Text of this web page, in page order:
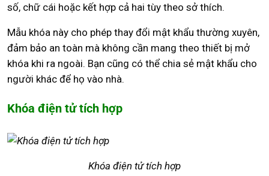
số, chữ cái hoặc kết hợp cả hai tùy theo sở thích.
Mẫu khóa này cho phép thay đổi mật khẩu thường xuyên,
đảm bảo an toàn mà không cần mang theo thiết bị mở
khóa khi ra ngoài. Bạn cũng có thể chia sẻ mật khẩu cho
người khác để họ vào nhà.
Khóa điện tử tích hợp
Khóa điện tử tích hợp